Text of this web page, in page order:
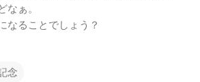
なぁ。
なることでしょう？
念